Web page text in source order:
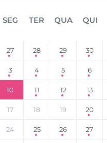
SEG TER QUA QUI
27 28 29 30
3 4 5 6
10 11 12 13
17 18 19 20
24 25 26 27